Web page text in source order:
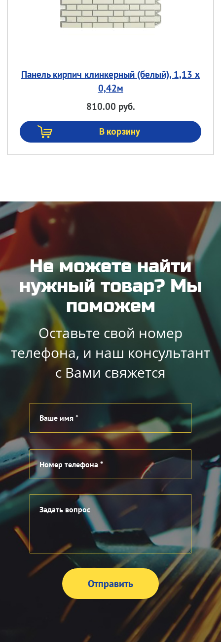
Панель кирпич клинкерный (белый), 1,13 х
0,42м
810.00 руб.
Не можете найти
нужный товар? Мы
поможем